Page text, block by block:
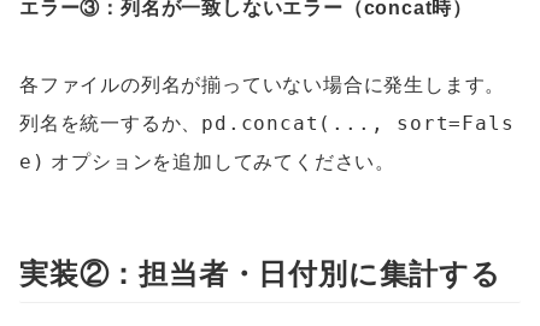
エラー③：列名が一致しないエラー（concat時）
各ファイルの列名が揃っていない場合に発生します。
列名を統一するか、 pd.concat(..., sort=Fals
e) オプションを追加してみてください。
実装②：担当者・日付別に集計する